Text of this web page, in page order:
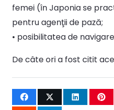
femei (în Japonia se
pentru agenţii de pază;
• posibilitatea de
De câte ori a fost citit